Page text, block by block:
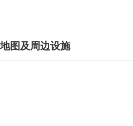
地图及周边设施